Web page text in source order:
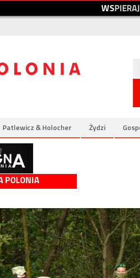
WSPIERAJ
Patlewicz & Holocher Żydzi
POLONIA